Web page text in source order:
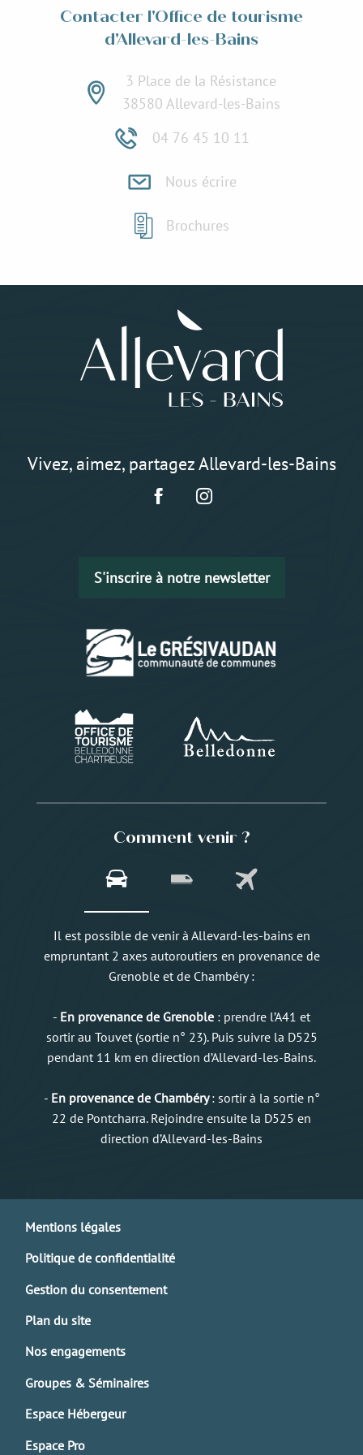
Contacter l'Office de tourisme
d'Allevard-les-Bains
3 Place de la Résistance
38580 Allevard-les-Bains
04 76 45 10 11
Nous écrire
Brochures
Vivez, aimez, partagez Allevard-les-Bains
S'inscrire à notre newsletter
Comment venir ?
Il est possible de venir à Allevard-les-bains en
empruntant 2 axes autoroutiers en provenance de
Grenoble et de Chambéry :
- En provenance de Grenoble : prendre l’A41 et
sortir au Touvet (sortie n° 23). Puis suivre la D525
pendant 11 km en direction d’Allevard-les-Bains.
- En provenance de Chambéry: sortir à la sortie n°
22 de Pontcharra. Rejoindre ensuite la D525 en
direction d’Allevard-les-Bains
Mentions légales
Politique de confidentialité
Gestion du consentement
Plan du site
Nos engagements
Groupes & Séminaires
Espace Hébergeur
Espace Pro